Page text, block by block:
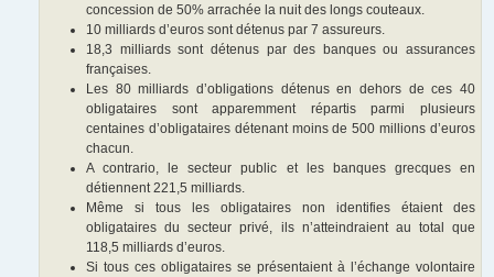
concession de 50% arrachée la nuit des longs couteaux.
10 milliards d’euros sont détenus par 7 assureurs.
18,3 milliards sont détenus par des banques ou assurances
françaises.
Les 80 milliards d’obligations détenus en dehors de ces 40
obligataires sont apparemment répartis parmi plusieurs
centaines d’obligataires détenant moins de 500 millions d’euros
chacun.
A contrario, le secteur public et les banques grecques en
détiennent 221,5 milliards.
Même si tous les obligataires non identifies étaient des
obligataires du secteur privé, ils n’atteindraient au total que
118,5 milliards d’euros.
Si tous ces obligataires se présentaient à l’échange volontaire